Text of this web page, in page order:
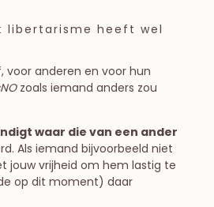
libertarisme heeft wel
voor anderen en voor hun
zoals iemand anders zou
waar die van een ander
Als iemand bijvoorbeeld niet
jouw vrijheid om hem lastig te
op dit moment) daar